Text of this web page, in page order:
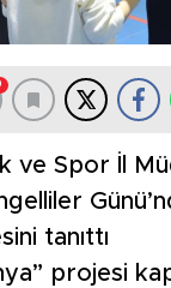
ve Spor İl
tanıttı
projesi